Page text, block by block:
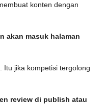
konten dengan
akan masuk halaman
Itu jika kompetisi tergolong
review di publish atau